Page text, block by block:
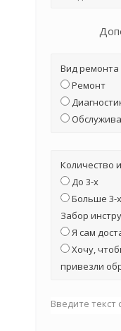
Вид ремонта
Ремонт
Количество
До 3-х
Больше 3-х
Забор
Я сам
Хочу,
привезли
Введите текст